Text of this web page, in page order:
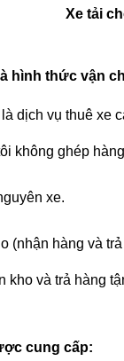
Xe tải
hình thức vận
là dịch vụ thuê xe
không ghép
xe.
(nhận hàng và
kho và trả hàng
cung cấp: